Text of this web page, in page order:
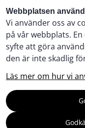
Webbplatsen
Vi använder oss av
på vår webbplats.
syfte att göra
den är inte skadlig
Läs mer om hur vi